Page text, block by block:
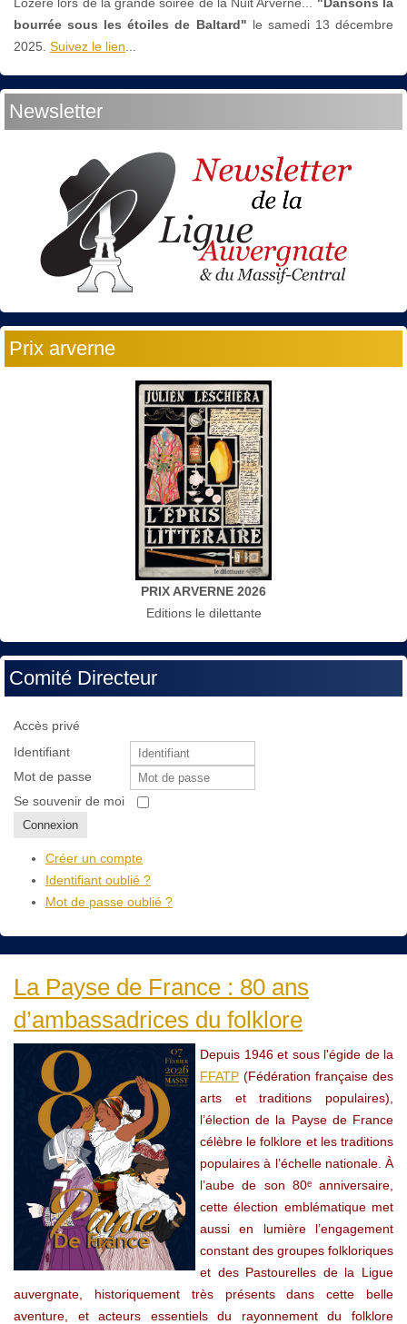
bourrée sous les étoiles de Baltard" le samedi 13 décembre
2025. Suivez le lien
Newsletter
Prix arverne
PRIX ARVERNE 2026
Editions le dilettante
Comité Directeur
Accès privé
Identifiant
Mot de passe
Se souvenir de moi
Connexion
Créer un compte
Identifiant oublié ?
Mot de passe oublié ?
La Payse de France : 80 ans
d’ambassadrices du folklore
Depuis 1946 et sous l'égide de la
FFATP (Fédération française des
arts et traditions populaires),
l’élection de la Payse de France
célèbre le folklore et les traditions
populaires à l’échelle nationale. À
l’aube de son 80ᵉ anniversaire,
cette élection emblématique met
aussi en lumière l’engagement
constant des groupes folkloriques
et des Pastourelles de la Ligue
auvergnate, historiquement très présents dans cette belle
aventure, et acteurs essentiels du rayonnement du folklore